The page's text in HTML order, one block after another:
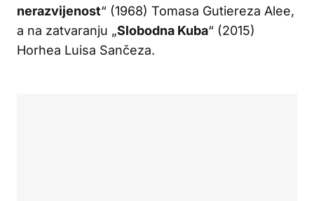
nerazvijenost“ (1968) Tomasa Gutiereza Alee,
a na zatvaranju „Slobodna Kuba“ (2015)
Horhea Luisa Sančeza.